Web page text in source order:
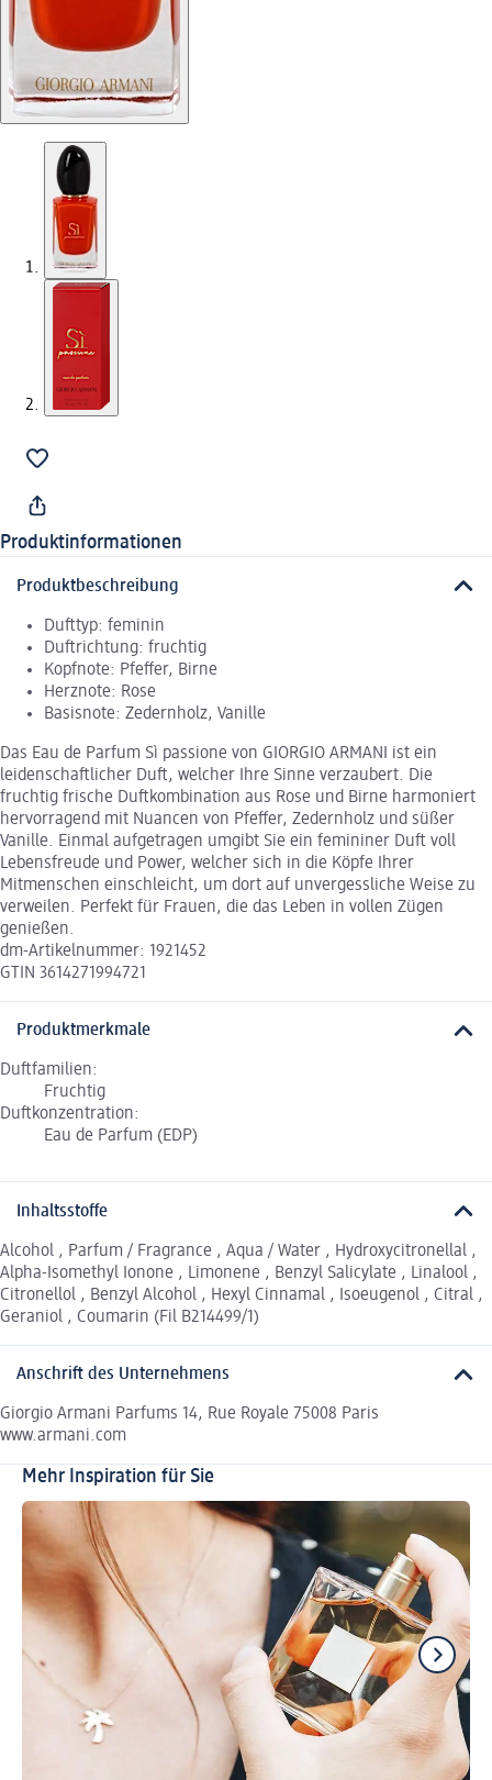
Produktinformationen
Produktbeschreibung
Dufttyp: feminin
Duftrichtung: fruchtig
Kopfnote: Pfeffer, Birne
Herznote: Rose
Basisnote: Zedernholz, Vanille
Das Eau de Parfum Sì passione von GIORGIO ARMANI ist ein
leidenschaftlicher Duft, welcher Ihre Sinne verzaubert. Die
fruchtig frische Duftkombination aus Rose und Birne harmoniert
hervorragend mit Nuancen von Pfeffer, Zedernholz und süßer
Vanille. Einmal aufgetragen umgibt Sie ein femininer Duft voll
Lebensfreude und Power, welcher sich in die Köpfe Ihrer
Mitmenschen einschleicht, um dort auf unvergessliche Weise zu
verweilen. Perfekt für Frauen, die das Leben in vollen Zügen
genießen.
dm-Artikelnummer: 1921452
GTIN 3614271994721
Produktmerkmale
Duftfamilien:
Fruchtig
Duftkonzentration:
Eau de Parfum (EDP)
Inhaltsstoffe
Alcohol , Parfum / Fragrance , Aqua / Water , Hydroxycitronellal ,
Alpha-Isomethyl Ionone , Limonene , Benzyl Salicylate , Linalool ,
Citronellol , Benzyl Alcohol , Hexyl Cinnamal , Isoeugenol , Citral ,
Geraniol , Coumarin (Fil B214499/1)
Anschrift des Unternehmens
Giorgio Armani Parfums 14, Rue Royale 75008 Paris
www.armani.com
Mehr Inspiration für Sie